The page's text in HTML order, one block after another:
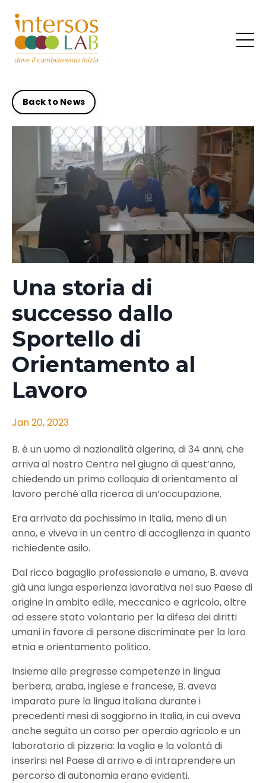
Back to News
Una storia di
successo dallo
Sportello di
Orientamento al
Lavoro
Jan 20, 2023
B. è un uomo di nazionalità algerina, di 34 anni, che
arriva al nostro Centro nel giugno di quest’anno,
chiedendo un primo colloquio di orientamento al
lavoro perché alla ricerca di un’occupazione.
Era arrivato da pochissimo in Italia, meno di un
anno, e viveva in un centro di accoglienza in quanto
richiedente asilo.
Dal ricco bagaglio professionale e umano, B. aveva
già una lunga esperienza lavorativa nel suo Paese di
origine in ambito edile, meccanico e agricolo, oltre
ad essere stato volontario per la difesa dei diritti
umani in favore di persone discriminate per la loro
etnia e orientamento politico.
Insieme alle pregresse competenze in lingua
berbera, araba, inglese e francese, B. aveva
imparato pure la lingua italiana durante i
precedenti mesi di soggiorno in Italia, in cui aveva
anche seguito un corso per operaio agricolo e un
laboratorio di pizzeria: la voglia e la volontà di
inserirsi nel Paese di arrivo e di intraprendere un
percorso di autonomia erano evidenti.